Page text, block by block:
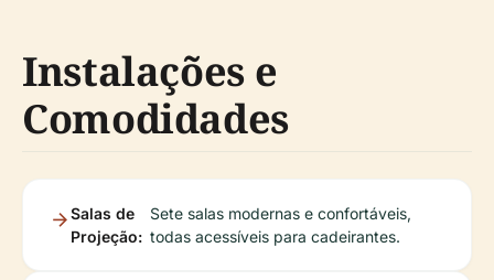
Instalações e
Comodidades
Salas de
Projeção:
Sete salas modernas e confortáveis,
todas acessíveis para cadeirantes.